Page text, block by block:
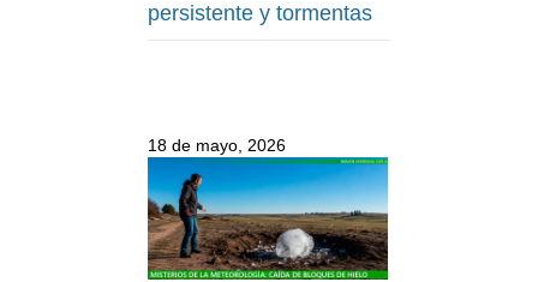
persistente y tormentas
18 de mayo, 2026